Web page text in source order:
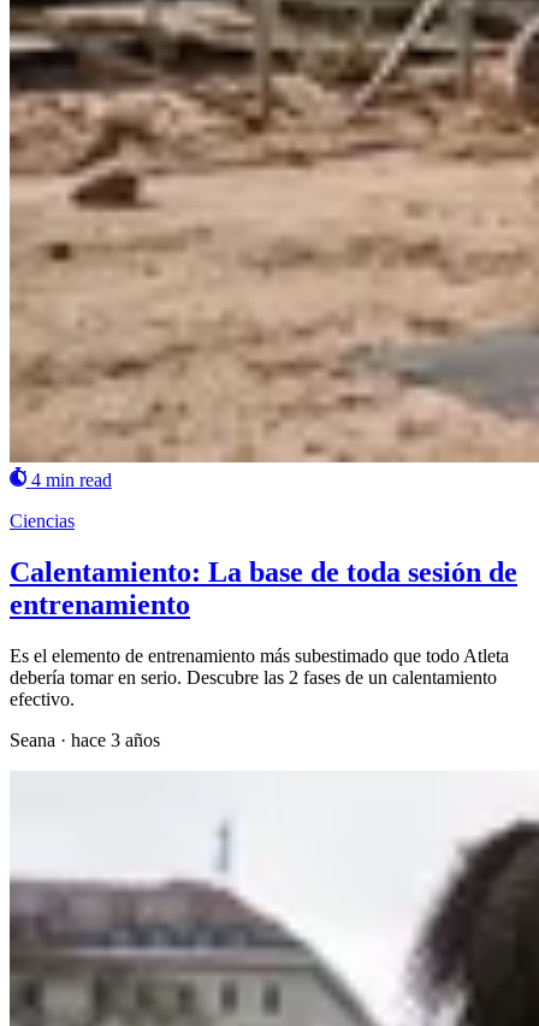
4 min read
Ciencias
Calentamiento: La base de toda sesión de
entrenamiento
Es el elemento de entrenamiento más subestimado que todo Atleta
debería tomar en serio. Descubre las 2 fases de un calentamiento
efectivo.
Seana · hace 3 años